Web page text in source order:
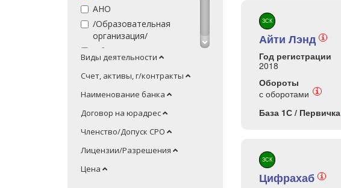
АНО
/Образовательная
организация/
Обществ-я орг-я
Благотв-й Фонд
Ассоц-я (Союз)
НП
Виды деятельности
Счет, активы, г/контракты
Наименование банка
Договор на юрадрес
Членство/Допуск СРО
Лицензии/Разрешения
Цена
ЗСК
Айти Лэнд i
Год регистрации
2018
Обороты
с оборотами
i
База 1С / Первичка
ЗСК
Цифрахаб i